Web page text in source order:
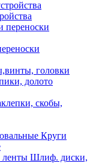
головки
долото
скобы,
Круги
Шлиф. диски,